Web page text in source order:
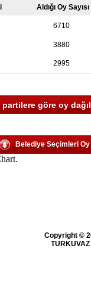
Aldığı Oy Sayısı
6710
3880
2995
göre oy
Belediye Seçimleri
Copyright ©